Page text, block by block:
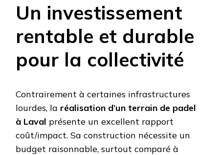
Un investissement
rentable et durable
pour la collectivité
Contrairement à certaines infrastructures
lourdes, la réalisation d’un terrain de padel
à Laval présente un excellent rapport
coût/impact. Sa construction nécessite un
budget raisonnable, surtout comparé à